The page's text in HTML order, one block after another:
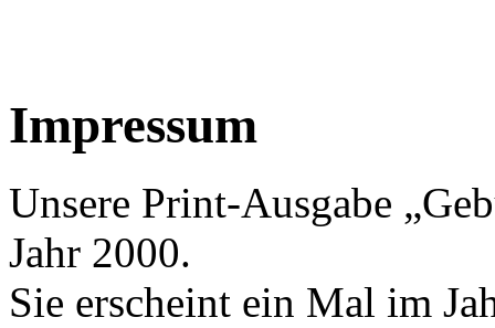
Impressum
Unsere Print-Ausgabe
Jahr 2000.
Sie erscheint ein Mal im